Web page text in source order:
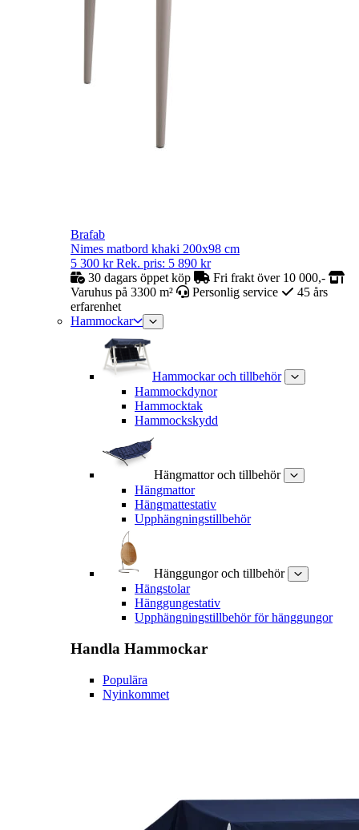
Brafab
Nimes matbord khaki 200x98 cm
5 300 kr Rek. pris: 5 890 kr
30 dagars öppet köp
Fri frakt över 10 000,-
Varuhus på 3300 m²
Personlig service
45 års
erfarenhet
Hammockar
Hammockar och tillbehör
Hammockdynor
Hammocktak
Hammockskydd
Hängmattor och tillbehör
Hängmattor
Hängmattestativ
Upphängningstillbehör
Hänggungor och tillbehör
Hängstolar
Hänggungestativ
Upphängningstillbehör för hänggungor
Handla Hammockar
Populära
Nyinkommet